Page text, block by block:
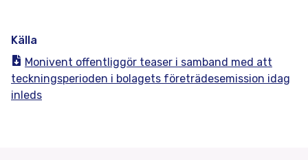
Källa
Monivent offentliggör teaser i samband med att
teckningsperioden i bolagets företrädesemission idag
inleds